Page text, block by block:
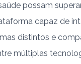
possam
capaz de
distintos e
múltiplas